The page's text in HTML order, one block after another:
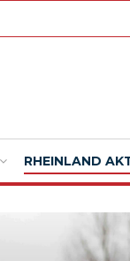
RHEINLAND